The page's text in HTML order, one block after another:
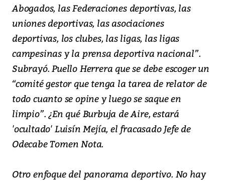
Abogados, las Federaciones deportivas, las
uniones deportivas, las asociaciones
deportivas, los clubes, las ligas, las ligas
campesinas y la prensa deportiva nacional”.
Subrayó. Puello Herrera que se debe escoger un
“comité gestor que tenga la tarea de relator de
todo cuanto se opine y luego se saque en
limpio”. ¿En qué Burbuja de Aire, estará
'ocultado' Luisín Mejía, el fracasado Jefe de
Odecabe Tomen Nota.
Otro enfoque del panorama deportivo. No hay